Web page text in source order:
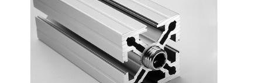
Beschläge
Pneumatik Elemente
Dynamische Elemente
Eckelement